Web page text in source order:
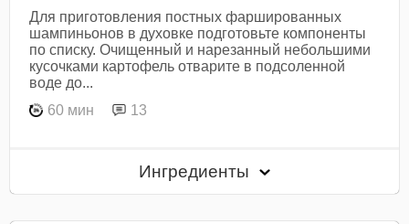
Для приготовления постных фаршированных
шампиньонов в духовке подготовьте компоненты
по списку. Очищенный и нарезанный небольшими
кусочками картофель отварите в подсоленной
воде до...
60 мин
13
Ингредиенты